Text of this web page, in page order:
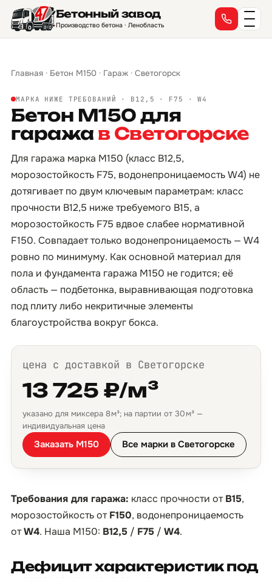
Бетонный завод
Производство бетона · Ленобласть
Главная · Бетон М150 · Гараж · Светогорск
МАРКА НИЖЕ ТРЕБОВАНИЙ · B12,5 · F75 · W4
Бетон М150 для
гаража в Светогорске
Для гаража марка М150 (класс B12,5,
морозостойкость F75, водонепроницаемость W4) не
дотягивает по двум ключевым параметрам: класс
прочности B12,5 ниже требуемого B15, а
морозостойкость F75 вдвое слабее нормативной
F150. Совпадает только водонепроницаемость — W4
ровно по минимуму. Как основной материал для
пола и фундамента гаража М150 не годится; её
область — подбетонка, выравнивающая подготовка
под плиту либо некритичные элементы
благоустройства вокруг бокса.
цена с доставкой в Светогорске
13 725 ₽/м³
указано для миксера 8 м³; на партии от 30 м³ —
индивидуальная цена
Заказать М150 Все марки в Светогорске
Требования для гаража: класс прочности отB15,
морозостойкость отF150, водонепроницаемость
отW4. Наша М150: B12,5 / F75 / W4.
Дефицит характеристик под